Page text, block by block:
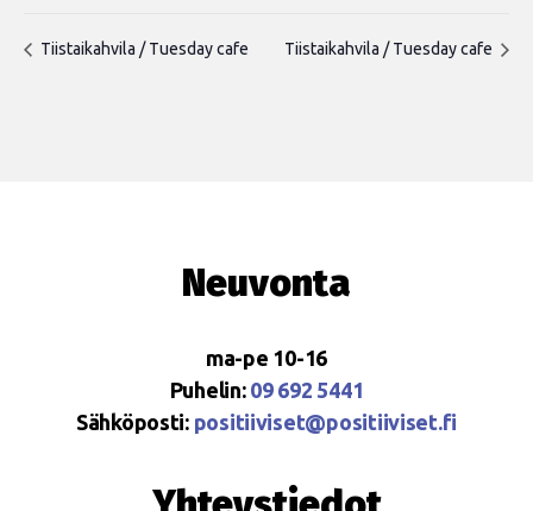
Tiistaikahvila / Tuesday cafe Tiistaikahvila / Tuesday cafe
Neuvonta
ma-pe 10-16
Puhelin: 09 692 5441
Sähköposti: positiiviset@positiiviset.fi